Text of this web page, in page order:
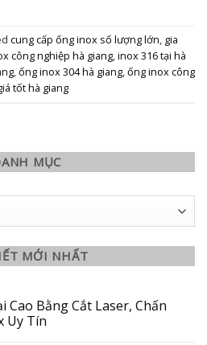
cung cấp ống inox số lượng lớn, gia
công nghiệp hà giang,inox 316 tại hà
,ống inox 304 hà giang,ống inox công
tốt hà giang
MỤC
MỚI NHẤT
Cao Bằng Cắt Laser, Chấn
Uy Tín